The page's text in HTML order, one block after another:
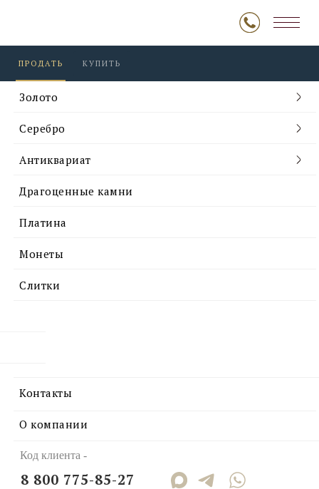
ПРОДАТЬ КУПИТЬ
Золото
Серебро
Антиквариат
Драгоценные камни
Платина
Монеты
Слитки
Контакты
О компании
Код клиента -
8 800 775-85-27